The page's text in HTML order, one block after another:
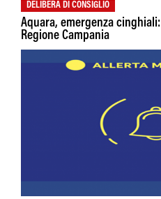
DELIBERA DI CONSIGLIO
Aquara, emergenza
Regione Campania